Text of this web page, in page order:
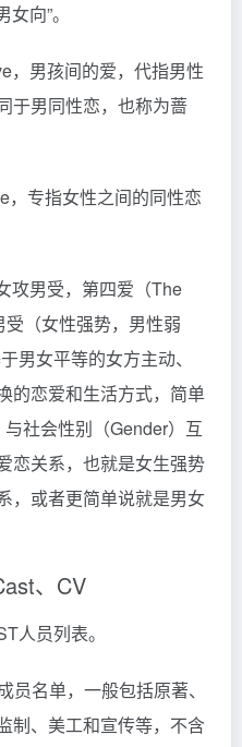
向”。
，男孩间的爱，代指男性
于男同性恋，也称为蔷
，专指女性之间的同性恋
攻男受，第四爱（The
受（女性强势，男性弱
男女平等的女方主动、
的恋爱和生活方式，简单
社会性别（Gender）互
恋关系，也就是女生强势
，或者更简单说就是男女
、CV
人员列表。
名单，一般包括原著、
制、美工和宣传等，不含